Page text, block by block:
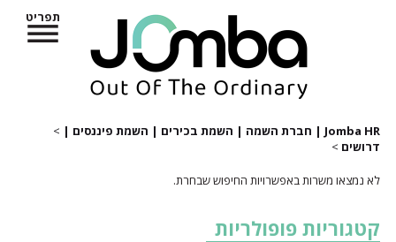
תפריט
Jomba HR | חברת השמה | השמת בכירים | השמת פיננסים |
>
דרושים >
לא נמצאו משרות באפשרויות החיפוש שבחרת.
קטגוריות פופולריות